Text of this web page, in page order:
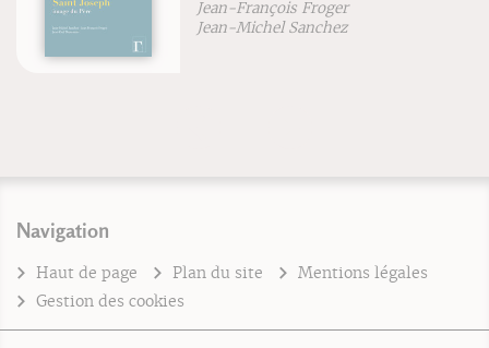
Jean-François Froger
Jean-Michel Sanchez
Navigation
Haut de page Plan du site
Mentions légales
Gestion des cookies